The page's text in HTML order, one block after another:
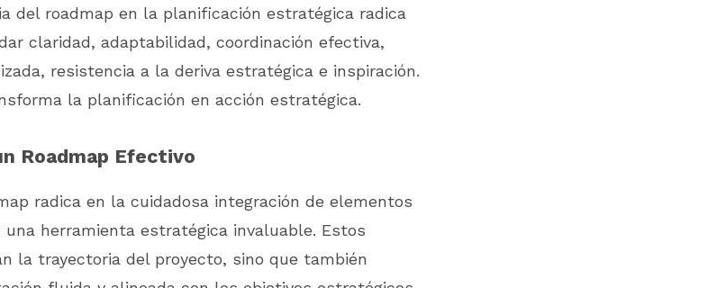
del roadmap en la planificación estratégica radica
claridad, adaptabilidad, coordinación efectiva,
resistencia a la deriva estratégica e inspiración.
la planificación en acción estratégica.
Roadmap Efectivo
radica en la cuidadosa integración de elementos
herramienta estratégica invaluable. Estos
la trayectoria del proyecto, sino que también